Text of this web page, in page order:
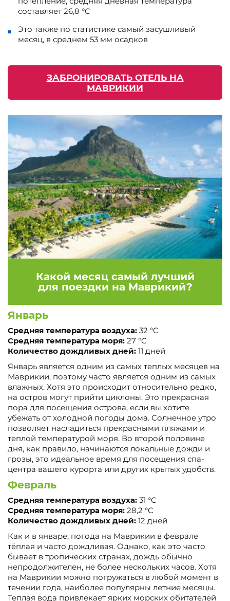
составляет 26,8 °C
Это также по статистике самый засушливый
месяц, в среднем 53 мм осадков
ЗАБРОНИРОВАТЬ ОТЕЛЬ НА
МАВРИКИИ
Какой месяц самый лучший
для поездки на Маврикий?
Январь
Средняя температура воздуха: 32 °C
Средняя температура моря: 27 °C
Количество дождливых дней: 11 дней
Январь является одним из самых теплых месяцев на
Маврикии, поэтому часто является одним из самых
влажных. Хотя это происходит относительно редко,
на остров могут прийти циклоны. Это прекрасная
пора для посещения острова, если вы хотите
убежать от холодной погоды дома. Солнечное утро
позволяет насладиться прекрасными пляжами и
теплой температурой моря. Во второй половине
дня, как правило, начинаются локальные дожди и
грозы, это идеальное время для посещения спа-
центра вашего курорта или других крытых удобств.
Февраль
Средняя температура воздуха: 31 °C
Средняя температура моря: 28,2 °C
Количество дождливых дней: 12 дней
Как и в январе, погода на Маврикии в феврале
тёплая и часто дождливая. Однако, как это часто
бывает в тропических странах, дождь обычно
непродолжителен, не более нескольких часов. Хотя
на Маврикии можно погружаться в любой момент в
течении года, наиболее популярны летние месяцы.
Теплая вода привлекает ярких морских обитателей